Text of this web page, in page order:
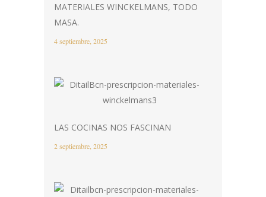
MATERIALES WINCKELMANS, TODO
MASA.
4 septiembre, 2025
LAS COCINAS NOS FASCINAN
2 septiembre, 2025